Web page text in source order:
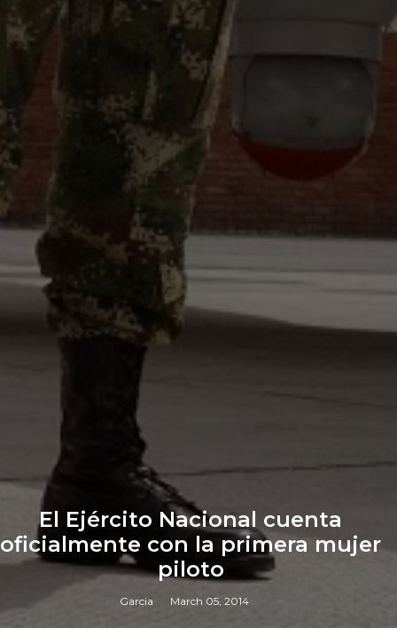
El Ejército Nacional cuenta
oficialmente con la primera mujer
piloto
Garcia March 05, 2014